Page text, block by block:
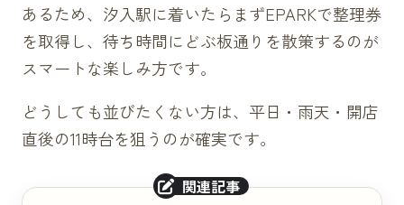
あるため、汐入駅に着いたらまずEPARKで整理券
を取得し、待ち時間にどぶ板通りを散策するのが
スマートな楽しみ方です。
どうしても並びたくない方は、平日・雨天・開店
直後の11時台を狙うのが確実です。